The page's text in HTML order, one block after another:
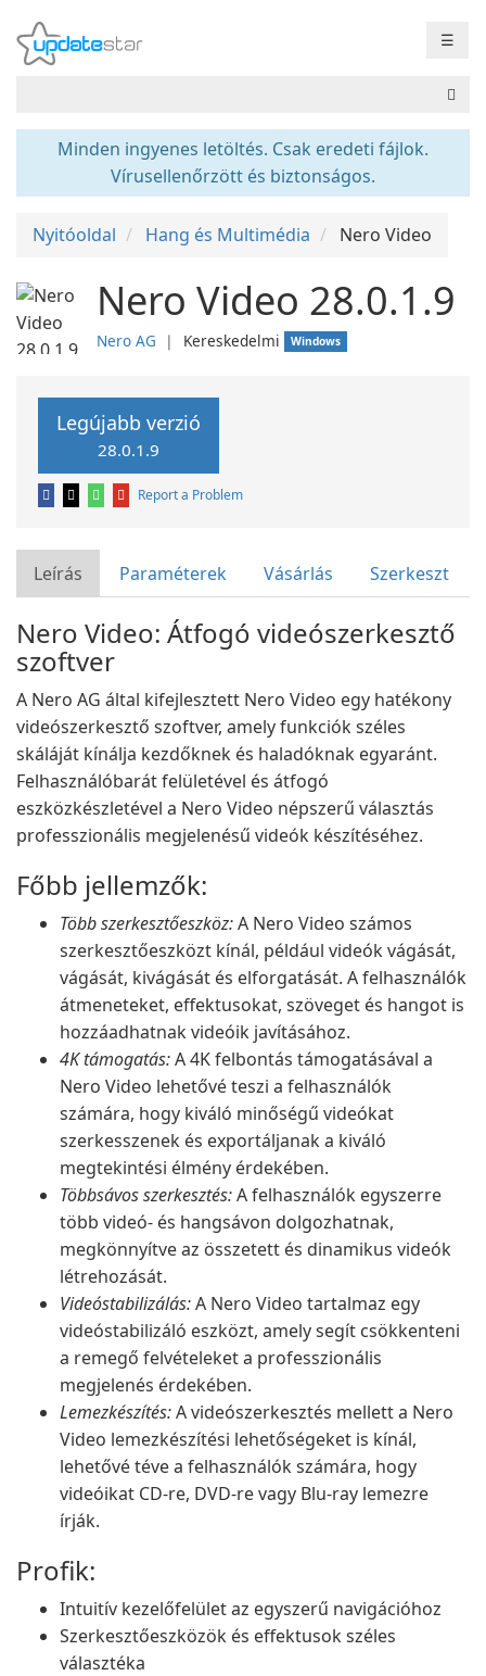
☰
Minden ingyenes letöltés. Csak eredeti fájlok.
Vírusellenőrzött és biztonságos.
Nyitóoldal Hang és Multimédia Nero Video
Nero Video 28.0.1.9
Nero AG ❘ Kereskedelmi Windows
Legújabb verzió
28.0.1.9
Report a Problem
Leírás Paraméterek Vásárlás Szerkeszt
Nero Video: Átfogó videószerkesztő
szoftver
A Nero AG által kifejlesztett Nero Video egy hatékony
videószerkesztő szoftver, amely funkciók széles
skáláját kínálja kezdőknek és haladóknak egyaránt.
Felhasználóbarát felületével és átfogó
eszközkészletével a Nero Video népszerű választás
professzionális megjelenésű videók készítéséhez.
Főbb jellemzők:
Több szerkesztőeszköz:A Nero Video számos
szerkesztőeszközt kínál, például videók vágását,
vágását, kivágását és elforgatását. A felhasználók
átmeneteket, effektusokat, szöveget és hangot is
hozzáadhatnak videóik javításához.
4K támogatás:A 4K felbontás támogatásával a
Nero Video lehetővé teszi a felhasználók
számára, hogy kiváló minőségű videókat
szerkesszenek és exportáljanak a kiváló
megtekintési élmény érdekében.
Többsávos szerkesztés:A felhasználók egyszerre
több videó- és hangsávon dolgozhatnak,
megkönnyítve az összetett és dinamikus videók
létrehozását.
Videóstabilizálás:A Nero Video tartalmaz egy
videóstabilizáló eszközt, amely segít csökkenteni
a remegő felvételeket a professzionális
megjelenés érdekében.
Lemezkészítés:A videószerkesztés mellett a Nero
Video lemezkészítési lehetőségeket is kínál,
lehetővé téve a felhasználók számára, hogy
videóikat CD-re, DVD-re vagy Blu-ray lemezre
írják.
Profik:
Intuitív kezelőfelület az egyszerű navigációhoz
Szerkesztőeszközök és effektusok széles
választéka